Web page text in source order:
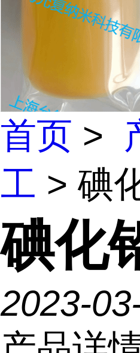
首页 >
工 > 碘
碘化
2023-